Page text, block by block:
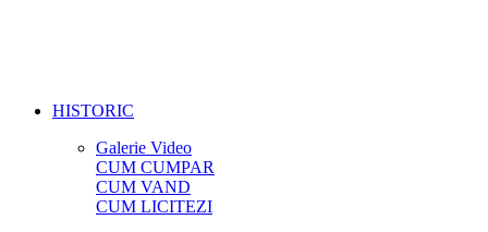
HISTORIC
Galerie Video
CUM CUMPAR
CUM VAND
CUM LICITEZI